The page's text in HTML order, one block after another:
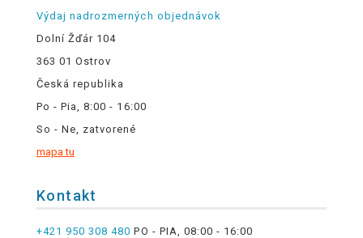
Výdaj nadrozmerných objednávok
Dolní Žďár 104
363 01 Ostrov
Česká republika
Po - Pia, 8:00 - 16:00
So - Ne, zatvorené
mapa tu
Kontakt
+421 950 308 480 PO - PIA, 08:00 - 16:00